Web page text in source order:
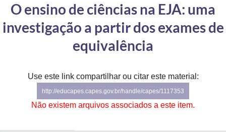
Controladoria-Geral da União
Ministério da Mulher, da Família e dos Direitos Humanos
Secretaria de Governo
Gabinete de Segurança Institucional
O ensino de ciências na EJA: uma
investigação a partir dos exames de
equivalência
Use este link compartilhar ou citar este material:
http://educapes.capes.gov.br/handle/capes/1117353
Não existem arquivos associados a este item.